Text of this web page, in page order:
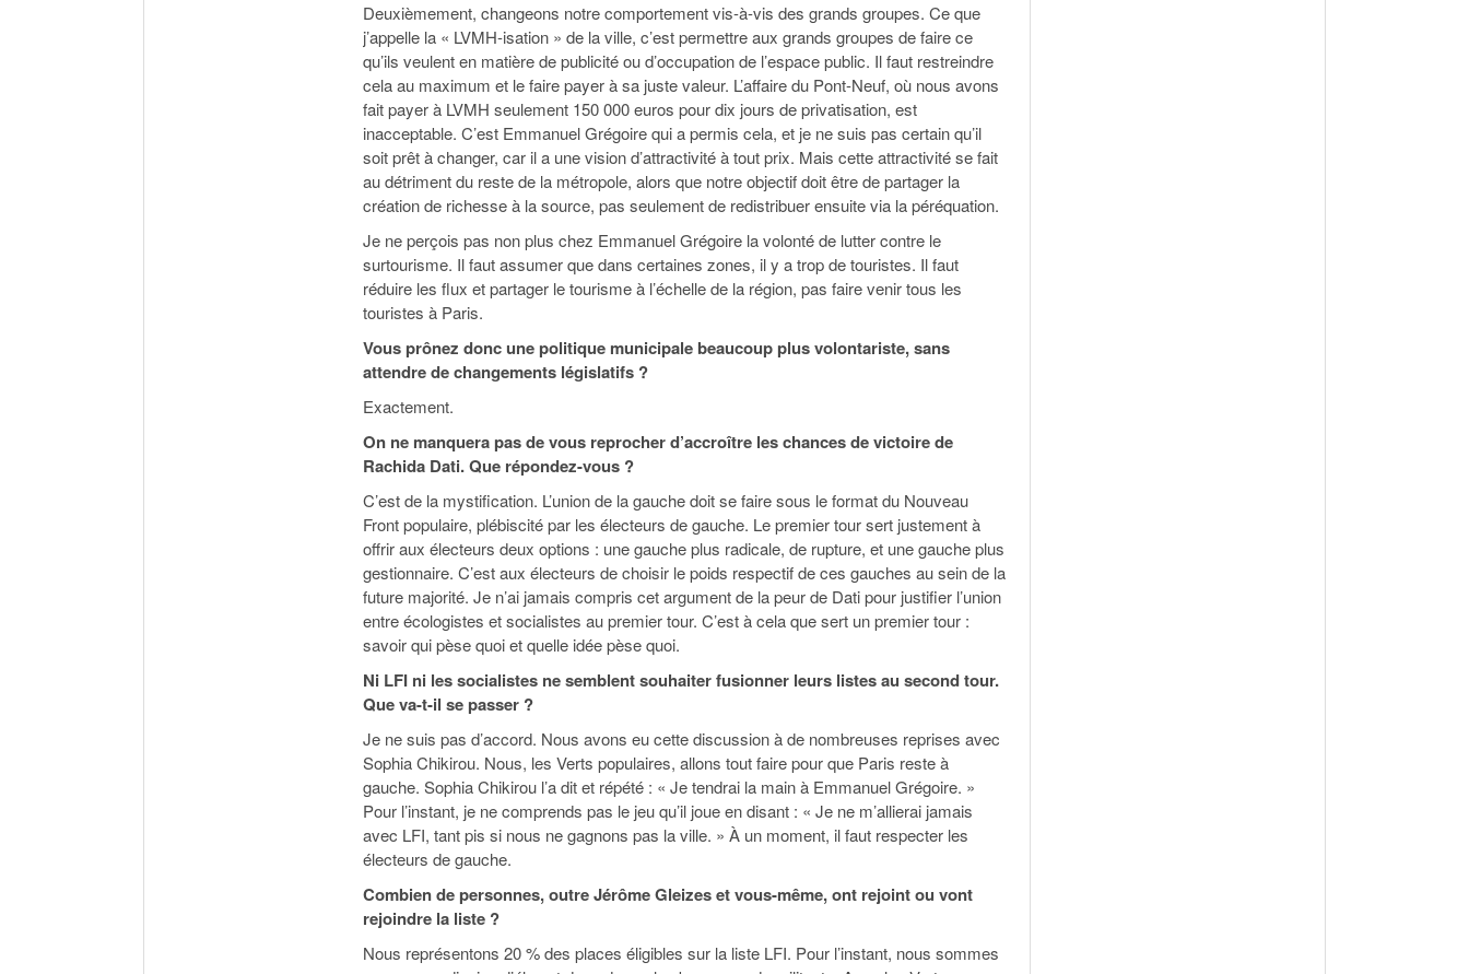
Deuxièmement, changeons notre comportement vis-à-vis des grands groupes. Ce que
j’appelle la « LVMH-isation » de la ville, c’est permettre aux grands groupes de faire ce
qu’ils veulent en matière de publicité ou d’occupation de l’espace public. Il faut restreindre
cela au maximum et le faire payer à sa juste valeur. L’affaire du Pont-Neuf, où nous avons
fait payer à LVMH seulement 150 000 euros pour dix jours de privatisation, est
inacceptable. C’est Emmanuel Grégoire qui a permis cela, et je ne suis pas certain qu’il
soit prêt à changer, car il a une vision d’attractivité à tout prix. Mais cette attractivité se fait
au détriment du reste de la métropole, alors que notre objectif doit être de partager la
création de richesse à la source, pas seulement de redistribuer ensuite via la péréquation.
Je ne perçois pas non plus chez Emmanuel Grégoire la volonté de lutter contre le
surtourisme. Il faut assumer que dans certaines zones, il y a trop de touristes. Il faut
réduire les flux et partager le tourisme à l’échelle de la région, pas faire venir tous les
touristes à Paris.
Vous prônez donc une politique municipale beaucoup plus volontariste, sans
attendre de changements législatifs ?
Exactement.
On ne manquera pas de vous reprocher d’accroître les chances de victoire de
Rachida Dati. Que répondez-vous ?
C’est de la mystification. L’union de la gauche doit se faire sous le format du Nouveau
Front populaire, plébiscité par les électeurs de gauche. Le premier tour sert justement à
offrir aux électeurs deux options : une gauche plus radicale, de rupture, et une gauche plus
gestionnaire. C’est aux électeurs de choisir le poids respectif de ces gauches au sein de la
future majorité. Je n’ai jamais compris cet argument de la peur de Dati pour justifier l’union
entre écologistes et socialistes au premier tour. C’est à cela que sert un premier tour :
savoir qui pèse quoi et quelle idée pèse quoi.
Ni LFI ni les socialistes ne semblent souhaiter fusionner leurs listes au second tour.
Que va-t-il se passer ?
Je ne suis pas d’accord. Nous avons eu cette discussion à de nombreuses reprises avec
Sophia Chikirou. Nous, les Verts populaires, allons tout faire pour que Paris reste à
gauche. Sophia Chikirou l’a dit et répété : « Je tendrai la main à Emmanuel Grégoire. »
Pour l’instant, je ne comprends pas le jeu qu’il joue en disant : « Je ne m’allierai jamais
avec LFI, tant pis si nous ne gagnons pas la ville. » À un moment, il faut respecter les
électeurs de gauche.
Combien de personnes, outre Jérôme Gleizes et vous-même, ont rejoint ou vont
rejoindre la liste ?
Nous représentons 20 % des places éligibles sur la liste LFI. Pour l’instant, nous sommes